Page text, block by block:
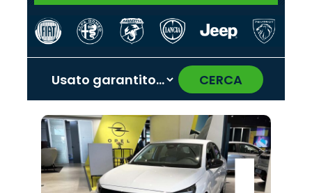
CERCA
Promo
Alfa
Romeo
Promo
Land
Rover
Promo
Abarth
Promo
Mazda
Promo
Jaecoo
Promo
Peugeot
Promo
Lancia
Promo
Jeep
Promo
Seat
Promo
Cupra
Promo
Omoda
Promo
Hyundai
Promo
Fiat
Promo
Opel
Promo
Citroën
‹ ›